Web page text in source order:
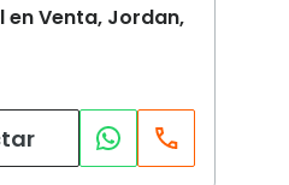
en Venta, Jordan,